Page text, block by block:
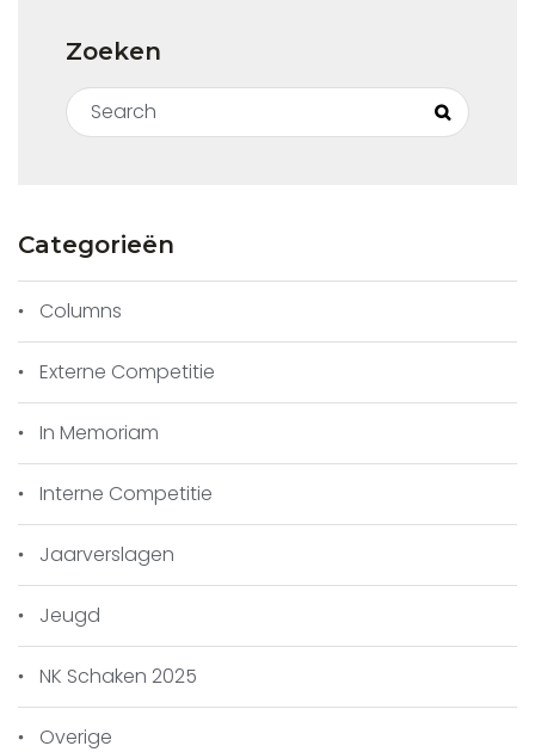
Voor de volledige uitslag, klik
Zoeken
Search for:
Search
Categorieën
Columns
Externe Competitie
In Memoriam
Interne Competitie
Jaarverslagen
Jeugd
NK Schaken 2025
Overige